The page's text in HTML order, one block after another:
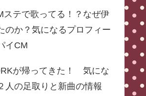
ステで歌ってる！？なぜ伊
のか？気になるプロフィー
イCM
が帰ってきた！ 気にな
人の足取りと新曲の情報